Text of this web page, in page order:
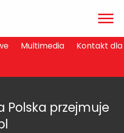
Zwiń
Multimedia Kontakt
Polska przejmuje